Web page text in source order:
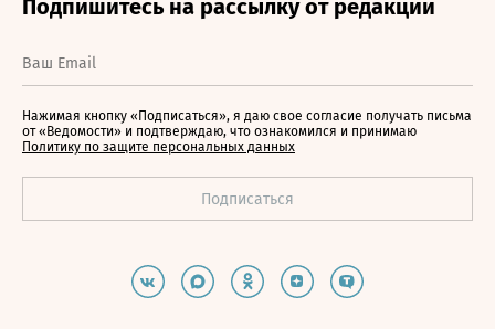
Нажимая кнопку «Подписаться», я даю свое согласие получать письма
от «Ведомости» и подтверждаю, что ознакомился и принимаю
Политику по защите персональных данных